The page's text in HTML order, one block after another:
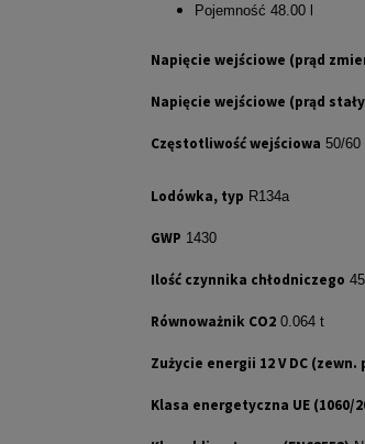
Pojemność 48.00 l
Napięcie wejściowe (prąd
Napięcie wejściowe (prąd
Częstotliwość wejściowa 50/60
Lodówka, typ R134a
GWP 1430
Ilość czynnika chłodniczego
Równoważnik CO2 0.064 t
Zużycie energii 12 V DC (zewn.
Klasa energetyczna UE (1060/